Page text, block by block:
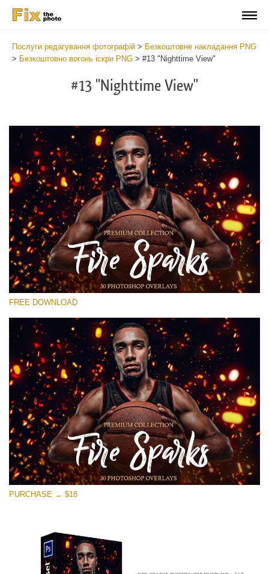
Послуги редагування фотографій > Безкоштовне накладання PNG
> Безкоштовно вогонь іскри PNG > #13 "Nighttime View"
#13 "Nighttime View"
Please select
Small 800*533px
Fire Sparks
(30 Overlays)
Large 6000*4000px
4 Seasons (411 Overlays)
Large 6000*4000px
Entire Collection
(1783 Overlays)
FREE DOWNLOAD
PURCHASE → $18